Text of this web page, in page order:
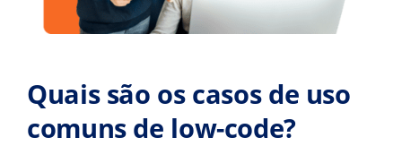
Quais são os casos de uso
comuns de low-code?